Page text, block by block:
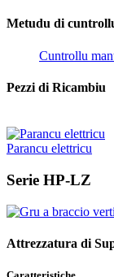
Metudu di
Cuntrollu
Pezzi di Ricambiu
Parancu elettricu
Serie HP-LZ
Attrezzatura di